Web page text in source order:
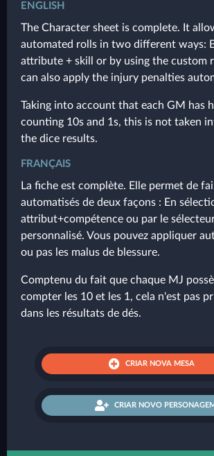
ENGLISH
The Character sheet is complete. It
automated rolls in two different ways:
attribute + skill or by using the custom
can also apply the injury penalties
Taking into account that each GM has
counting 10s and 1s, this is not taken
the dice results.
FRANÇAIS
La fiche est complète. Elle permet de
automatisés de deux façons : En
attribut+compétence ou par le
personnalisé. Vous pouvez appliquer
ou pas les malus de blessure.
Comptenu du fait que chaque MJ
compter les 10 et les 1, cela n'est pas
dans les résultats de dés.
CRIAR NOVA MESA
CRIAR NOVO